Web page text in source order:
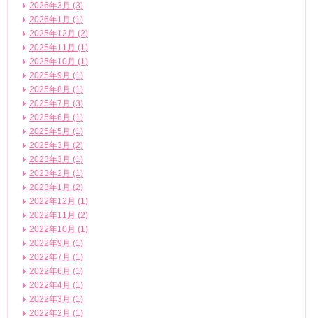
2026年3月 (3)
2026年1月 (1)
2025年12月 (2)
2025年11月 (1)
2025年10月 (1)
2025年9月 (1)
2025年8月 (1)
2025年7月 (3)
2025年6月 (1)
2025年5月 (1)
2025年3月 (2)
2023年3月 (1)
2023年2月 (1)
2023年1月 (2)
2022年12月 (1)
2022年11月 (2)
2022年10月 (1)
2022年9月 (1)
2022年7月 (1)
2022年6月 (1)
2022年4月 (1)
2022年3月 (1)
2022年2月 (1)